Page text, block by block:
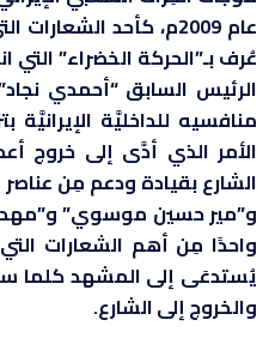
عام 2009م، كأحد
عُرف بـ”الحركة الخضراء”
الرئيس السابق “أحمدي
منافسيه للداخليَّة الإيرانيَّة
الأمر الذي أدَّى إلى خروج
الشارع بقيادة ودعم مِن
و”مير حسين موسوي”
واحدًا مِن أهم الشعارات
يُستدعَى إلى المشهد كلما
والخروج إلى الشارع.